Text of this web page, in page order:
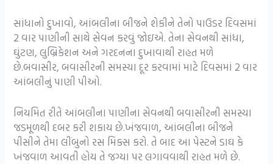
સાંધાનો દુખાવો, આંબલીના બીજને શેકીને તેનો પાઉડર દિવસમાં
2 વાર પાણીની સાથે સેવન કરવું જોઇએ. તેના સેવનથી સાંધા,
ઘુંટણ, લુબ્રિકેશન અને ગરદનના દુખાવાથી રાહત મળે
છે.બવાસીર, બવાસીરની સમસ્યા દૂર કરવામાં માટે દિવસમાં 2 વાર
આંબલીનું પાણી પીઓ.
નિયમિત રીતે આંબલીના પાણીના સેવનથી બવાસીરની સમસ્યા
જડમૂળથી દબર કરી શકાય છે.ખંજવાળ, આંબલીના બીજને
પીસીને તેમા લીંબુનો રસ મિક્સ કરો. તે બાદ આ પેસ્ટને ડાઘ કે
ખંજવાળ આવતી હોય તે જગ્યા પર લગાવવાથી રાહત મળે છે.